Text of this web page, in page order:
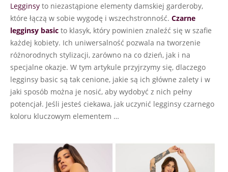
02
Legginsy to niezastąpione elementy damskiej garderoby,
które łączą w sobie wygodę i wszechstronność. Czarne
legginsy basic to klasyk, który powinien znaleźć się w szafie
każdej kobiety. Ich uniwersalność pozwala na tworzenie
różnorodnych stylizacji, zarówno na co dzień, jak i na
specjalne okazje. W tym artykule przyjrzymy się, dlaczego
legginsy basic są tak cenione, jakie są ich główne zalety i w
jaki sposób można je nosić, aby wydobyć z nich pełny
potencjał. Jeśli jesteś ciekawa, jak uczynić legginsy czarnego
koloru kluczowym elementem …